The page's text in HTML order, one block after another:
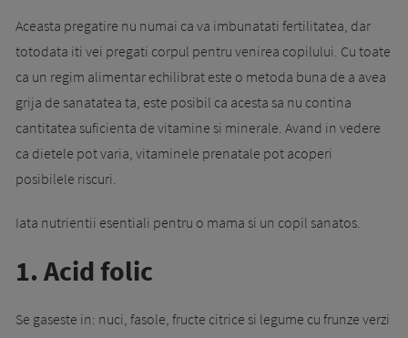
Aceasta pregatire nu numai ca va imbunatati fertilitatea, dar
totodata iti vei pregati corpul pentru venirea copilului. Cu toate
ca un regim alimentar echilibrat este o metoda buna de a avea
grija de sanatatea ta, este posibil ca acesta sa nu contina
cantitatea suficienta de vitamine si minerale. Avand in vedere
ca dietele pot varia, vitaminele prenatale pot acoperi
posibilele riscuri.
Iata nutrientii esentiali pentru o mama si un copil sanatos.
1. Acid folic
Se gaseste in: nuci, fasole, fructe citrice si legume cu frunze verzi